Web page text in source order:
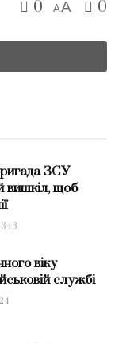
0 AA 0
ЗСУ
вишкіл, щоб
343
віку
службі
24